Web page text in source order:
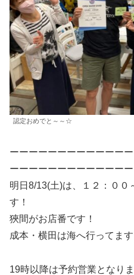
認定おめでと～～☆
ーーーーーーーーーーーー
ーーーーーーーーーーーー
明日8/13(土)は、１２：０
す！
狹間がお店番です！
成本・横田は海へ行ってます
19時以降は予約営業となり